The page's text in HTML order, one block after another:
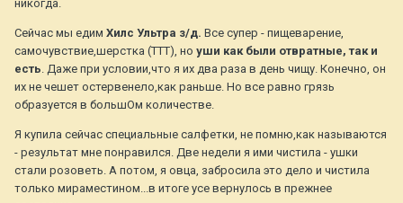
никогда.
Сейчас мы едим Хилс Ультра з/д. Все супер - пищеварение,
самочувствие,шерстка (ТТТ), но уши как были отвратные, так и
есть . Даже при условии,что я их два раза в день чищу. Конечно, он
их не чешет остервенело,как раньше. Но все равно грязь
образуется в большОм количестве.
Я купила сейчас специальные салфетки, не помню,как называются
- результат мне понравился. Две недели я ими чистила - ушки
стали розоветь. А потом, я овца, забросила это дело и чистила
только мираместином...в итоге усе вернулось в прежнее